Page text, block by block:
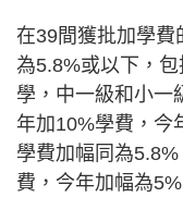
在39間獲批加學費
為5.8%或以下，
學，中一級和小一
年加10%學費，今
學費加幅同為
費，今年加幅為